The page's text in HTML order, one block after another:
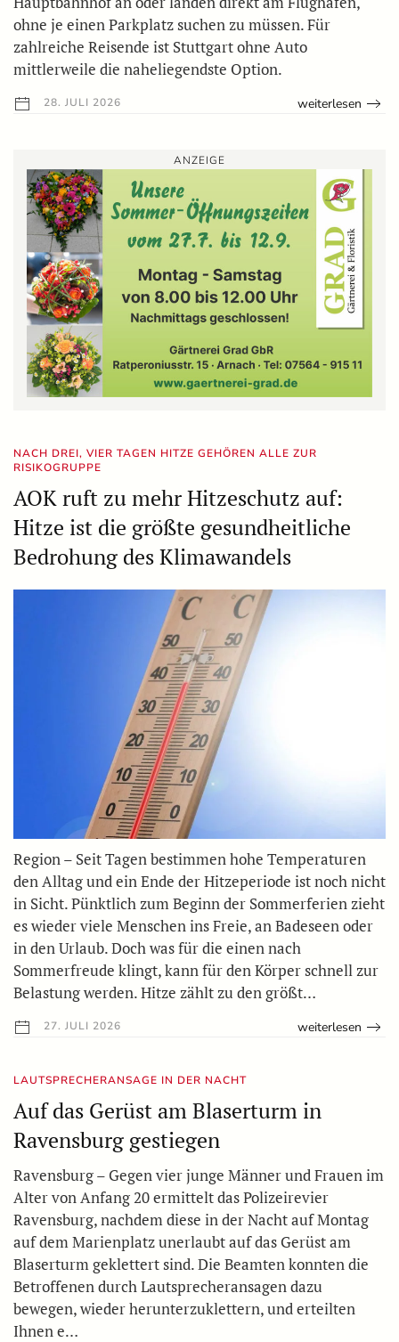
ohne je einen Parkplatz suchen zu müssen. Für
zahlreiche Reisende ist Stuttgart ohne Auto
mittlerweile die naheliegendste Option.
28. JULI 2026 weiterlesen
ANZEIGE
NACH DREI, VIER TAGEN HITZE GEHÖREN ALLE ZUR
RISIKOGRUPPE
AOK ruft zu mehr Hitzeschutz auf:
Hitze ist die größte gesundheitliche
Bedrohung des Klimawandels
Region – Seit Tagen bestimmen hohe Temperaturen
den Alltag und ein Ende der Hitzeperiode ist noch nicht
in Sicht. Pünktlich zum Beginn der Sommerferien zieht
es wieder viele Menschen ins Freie, an Badeseen oder
in den Urlaub. Doch was für die einen nach
Sommerfreude klingt, kann für den Körper schnell zur
Belastung werden. Hitze zählt zu den größt…
27. JULI 2026 weiterlesen
LAUTSPRECHERANSAGE IN DER NACHT
Auf das Gerüst am Blaserturm in
Ravensburg gestiegen
Ravensburg – Gegen vier junge Männer und Frauen im
Alter von Anfang 20 ermittelt das Polizeirevier
Ravensburg, nachdem diese in der Nacht auf Montag
auf dem Marienplatz unerlaubt auf das Gerüst am
Blaserturm geklettert sind. Die Beamten konnten die
Betroffenen durch Lautsprecheransagen dazu
bewegen, wieder herunterzuklettern, und erteilten
Ihnen e…